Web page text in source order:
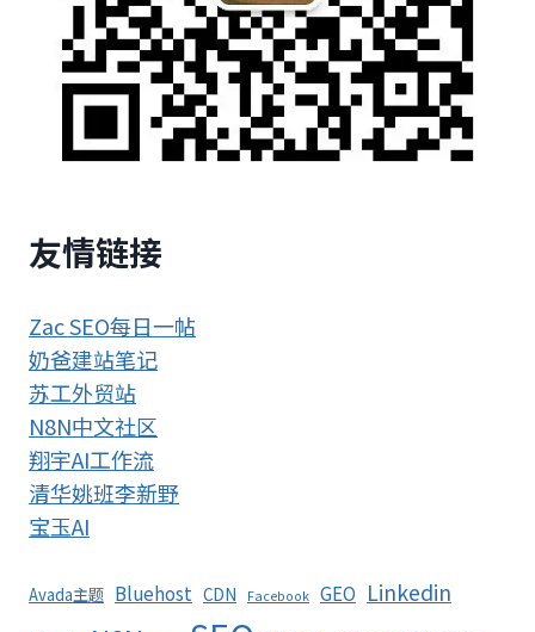
友情链接
Zac SEO每日一帖
奶爸建站笔记
苏工外贸站
N8N中文社区
翔宇AI工作流
清华姚班李新野
宝玉AI
Avada主题 Bluehost CDN Facebook GEO Linkedin